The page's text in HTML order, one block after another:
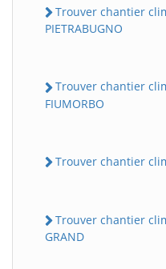
Trouver chantier
PIETRABUGNO
Trouver chantier
FIUMORBO
Trouver chantier
Trouver chantier
GRAND